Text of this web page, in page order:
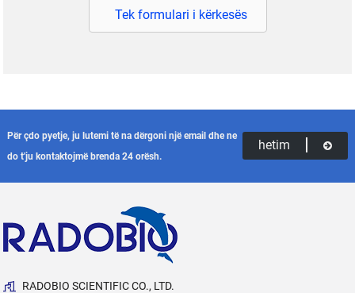
Tek formulari i kërkesës
Për çdo pyetje, ju lutemi të na dërgoni një email dhe ne
do t'ju kontaktojmë brenda 24 orësh.
hetim
RADOBIO SCIENTIFIC CO., LTD.